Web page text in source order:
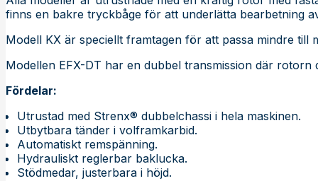
finns en bakre tryckbåge för att underlätta bearbetning
Modell KX är speciellt framtagen för att passa mindre
Modellen EFX-DT har en dubbel transmission där
Fördelar:
Utrustad med Strenx® dubbelchassi i hela maskinen.
Utbytbara tänder i volframkarbid.
Automatiskt remspänning.
Hydrauliskt reglerbar baklucka.
Stödmedar, justerbara i höjd.